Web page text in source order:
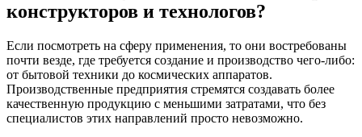
конструкторов и технологов?
Если посмотреть на сферу применения, то они востребованы
почти везде, где требуется создание и производство чего-либо:
от бытовой техники до космических аппаратов.
Производственные предприятия стремятся создавать более
качественную продукцию с меньшими затратами, что без
специалистов этих направлений просто невозможно.